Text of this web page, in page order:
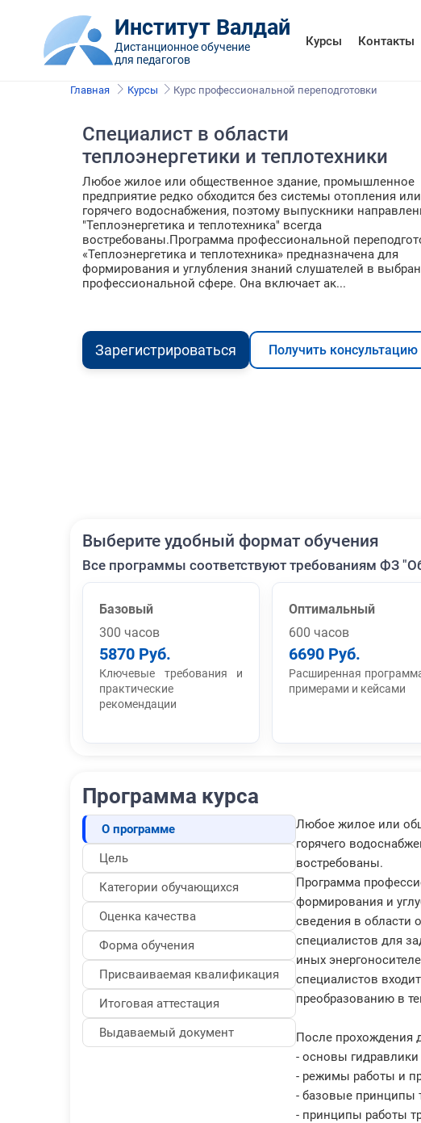
Институт Валдай
Дистанционное обучение
для педагогов
Курсы Контакты
Главная Курсы Курс профессиональной переподготовки
Специалист в области
теплоэнергетики и теплотехники
Любое жилое или общественное здание, промышленное
предприятие редко обходится без системы отопления или
горячего водоснабжения, поэтому выпускники
"Теплоэнергетика и теплотехника" всегда
востребованы.Программа профессиональной
«Теплоэнергетика и теплотехника» предназначена для
формирования и углубления знаний слушателей в
профессиональной сфере. Она включает ак...
Зарегистрироваться Получить консультацию
Выберите удобный формат обучения
Все программы соответствуют требованиям ФЗ
Базовый
300 часов
5870 Руб.
Ключевые требования и
практические
рекомендации
Оптимальный
600 часов
6690 Руб.
Расширенная
примерами и кейсами
Программа курса
О программе
Цель
Категории обучающихся
Оценка качества
Форма обучения
Присваиваемая квалификация
Итоговая аттестация
Выдаваемый документ
Любое жилое или
горячего
востребованы.
Программа
формирования и
сведения в области
специалистов для
иных
специалистов
преобразованию в
После прохождения
- основы
- режимы работы и
- базовые принципы
- принципы работы